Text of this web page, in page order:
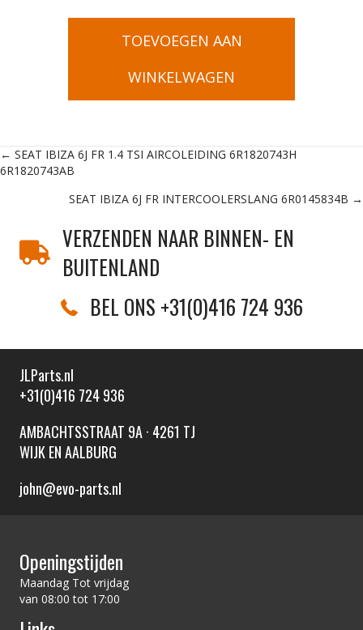
TOEVOEGEN AAN
WINKELWAGEN
Posts
navigation
← SEAT IBIZA 6J FR 1.4 TSI AIRCOLEIDING 6R1820743H
6R1820743AB
SEAT IBIZA 6J FR INTERCOOLERSLANG 6R0145834B →
VERZENDEN NAAR BINNEN- EN
BUITENLAND
BEL ONS +31(0)416 724 936
JLParts.nl
+31(0)416 724 936
AMBACHTSSTRAAT 9A · 4261 TJ
WIJK EN AALBURG
john@evo-parts.nl
Openingstijden
Maandag Tot vrijdag
van 08:00 tot 17:00